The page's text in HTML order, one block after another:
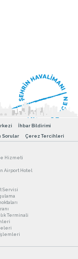
İhbar Bildirimi
Sorular Çerez Tercihleri
Hizmeti
Airport Hotel
Servisi
Terminali